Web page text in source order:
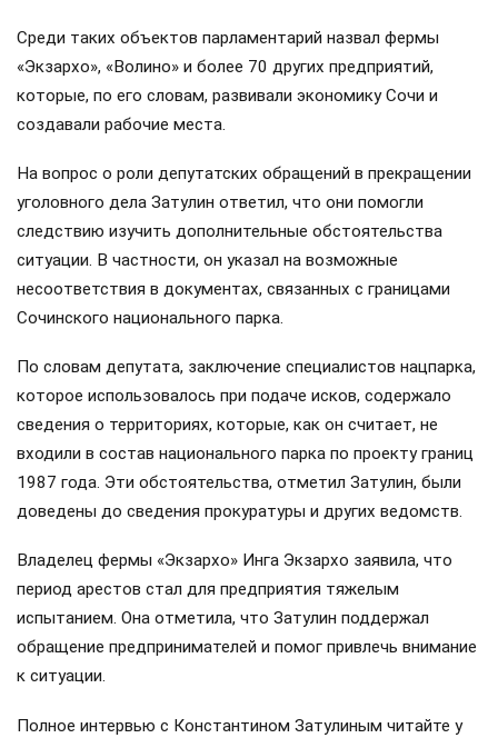
Среди таких объектов парламентарий назвал фермы
«Экзархо», «Волино» и более 70 других предприятий,
которые, по его словам, развивали экономику Сочи и
создавали рабочие места.
На вопрос о роли депутатских обращений в прекращении
уголовного дела Затулин ответил, что они помогли
следствию изучить дополнительные обстоятельства
ситуации. В частности, он указал на возможные
несоответствия в документах, связанных с границами
Сочинского национального парка.
По словам депутата, заключение специалистов нацпарка,
которое использовалось при подаче исков, содержало
сведения о территориях, которые, как он считает, не
входили в состав национального парка по проекту границ
1987 года. Эти обстоятельства, отметил Затулин, были
доведены до сведения прокуратуры и других ведомств.
Владелец фермы «Экзархо» Инга Экзархо заявила, что
период арестов стал для предприятия тяжелым
испытанием. Она отметила, что Затулин поддержал
обращение предпринимателей и помог привлечь внимание
к ситуации.
Полное интервью с Константином Затулиным читайте у